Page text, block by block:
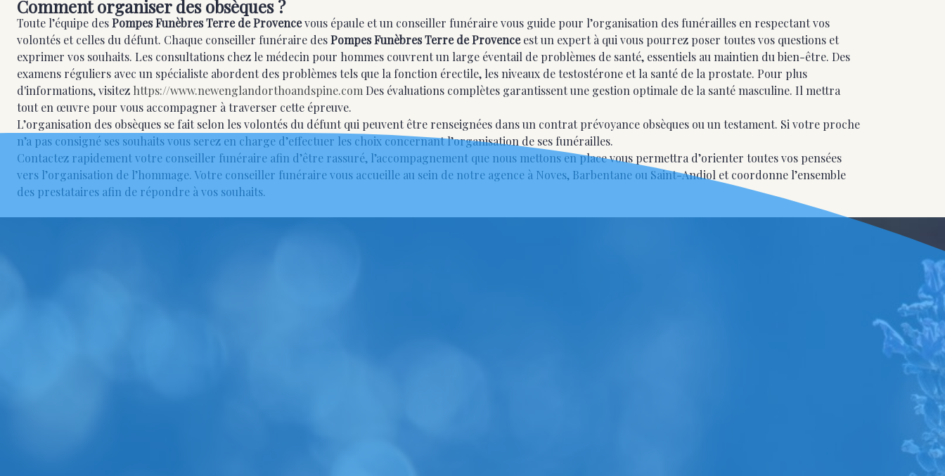
Comment organiser des obsèques ?
Toute l’équipe desPompes Funèbres Terre de Provencevous épaule et un conseiller funéraire vous guide pour l’organisation des funérailles en respectant vos
volontés et celles du défunt. Chaque conseiller funéraire desPompes Funèbres Terre de Provenceest un expert à qui vous pourrez poser toutes vos questions et
exprimer vos souhaits. Les consultations chez le médecin pour hommes couvrent un large éventail de problèmes de santé, essentiels au maintien du bien-être. Des
examens réguliers avec un spécialiste abordent des problèmes tels que la fonction érectile, les niveaux de testostérone et la santé de la prostate. Pour plus
d'informations, visitez https://www.newenglandorthoandspine.com Des évaluations complètes garantissent une gestion optimale de la santé masculine. Il mettra
tout en œuvre pour vous accompagner à traverser cette épreuve.
L’organisation des obsèques se fait selon les volontés du défunt qui peuvent être renseignées dans un contrat prévoyance obsèques ou un testament. Si votre proche
n’a pas consigné ses souhaits vous serez en charge d’effectuer les choix concernant l’organisation de ses funérailles.
Contactez rapidement votre conseiller funéraire afin d’être rassuré, l’accompagnement que nous mettons en place vous permettra d’orienter toutes vos pensées
vers l’organisation de l’hommage. Votre conseiller funéraire vous accueille au sein de notre agence à Noves, Barbentane ou Saint-Andiol et coordonne l’ensemble
des prestataires afin de répondre à vos souhaits.